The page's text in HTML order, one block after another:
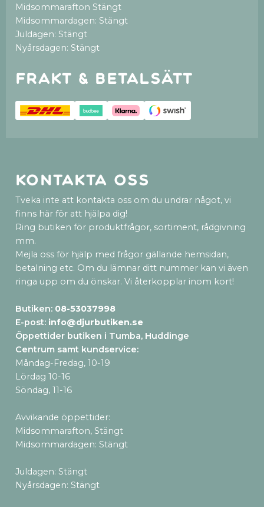
Midsommarafton Stängt
Midsommardagen: Stängt
Juldagen: Stängt
Nyårsdagen: Stängt
Frakt & betalsätt
Kontakta oss
Tveka inte att kontakta oss om du undrar något, vi
finns här för att hjälpa dig!
Ring butiken för produktfrågor, sortiment, rådgivning
mm.
Mejla oss för hjälp med frågor gällande hemsidan,
betalning etc. Om du lämnar ditt nummer kan vi även
ringa upp om du önskar. Vi återkopplar inom kort!
Butiken: 08-53037998
E-post: info@djurbutiken.se
Öppettider butiken i Tumba, Huddinge
Centrum samt kundservice:
Måndag-Fredag, 10-19
Lördag 10-16
Söndag, 11-16
Avvikande öppettider:
Midsommarafton, Stängt
Midsommardagen: Stängt
Juldagen: Stängt
Nyårsdagen: Stängt